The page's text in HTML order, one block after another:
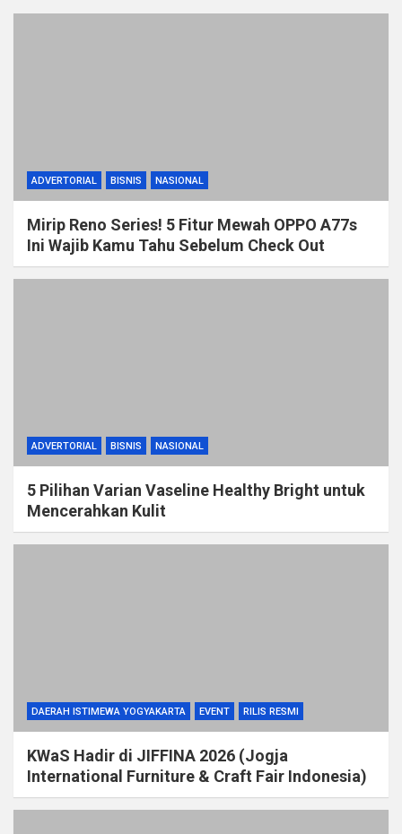
ADVERTORIAL BISNIS NASIONAL
Mirip Reno Series! 5 Fitur Mewah OPPO A77s
Ini Wajib Kamu Tahu Sebelum Check Out
ADVERTORIAL BISNIS NASIONAL
5 Pilihan Varian Vaseline Healthy Bright untuk
Mencerahkan Kulit
DAERAH ISTIMEWA YOGYAKARTA EVENT RILIS RESMI
KWaS Hadir di JIFFINA 2026 (Jogja
International Furniture & Craft Fair Indonesia)